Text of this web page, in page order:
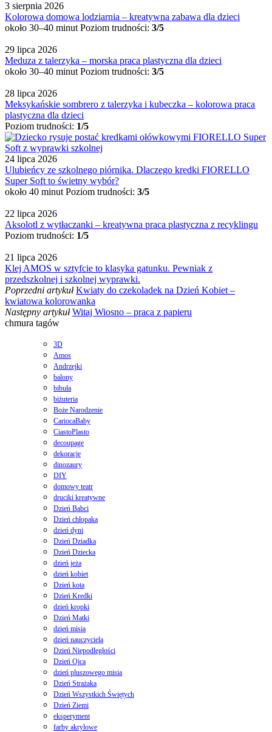
3 sierpnia 2026
Kolorowa domowa lodziarnia – kreatywna zabawa dla dzieci
około 30–40 minut Poziom trudności: 3/5
29 lipca 2026
Meduza z talerzyka – morska praca plastyczna dla dzieci
około 30–40 minut Poziom trudności: 3/5
28 lipca 2026
Meksykańskie sombrero z talerzyka i kubeczka – kolorowa praca
plastyczna dla dzieci
Poziom trudności: 1/5
24 lipca 2026
Ulubieńcy ze szkolnego piórnika. Dlaczego kredki FIORELLO
Super Soft to świetny wybór?
około 40 minut Poziom trudności: 3/5
22 lipca 2026
Aksolotl z wytłaczanki – kreatywna praca plastyczna z recyklingu
Poziom trudności: 1/5
21 lipca 2026
Klej AMOS w sztyfcie to klasyka gatunku. Pewniak z
przedszkolnej i szkolnej wyprawki.
Poprzedni artykuł Kwiaty do czekoladek na Dzień Kobiet –
kwiatowa kolorowanka
Następny artykuł Witaj Wiosno – praca z papieru
chmura tagów
3D
Amos
Andrzejki
balony
bibuła
biżuteria
Boże Narodzenie
CariocaBaby
CiastoPlasto
decoupage
dekoracje
dinozaury
DIY
domowy teatr
druciki kreatywne
Dzień Babci
Dzień chłopaka
dzień dyni
Dzień Dziadka
Dzień Dziecka
dzień jeża
dzień kobiet
Dzień kota
Dzień Kredki
dzień kropki
Dzień Matki
dzień misia
dzień nauczyciela
Dzień Niepodległości
Dzień Ojca
dzień pluszowego misia
Dzień Strażaka
Dzień Wszystkich Świętych
Dzień Ziemi
eksperyment
farby akrylowe